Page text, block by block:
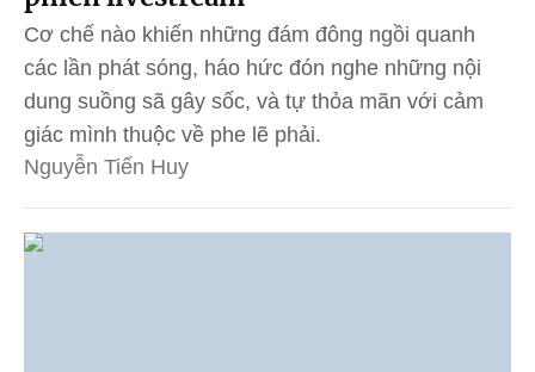
Cơ chế nào khiến những đám đông ngồi quanh
các lần phát sóng, háo hức đón nghe những nội
dung suồng sã gây sốc, và tự thỏa mãn với cảm
giác mình thuộc về phe lẽ phải.
Nguyễn Tiến Huy